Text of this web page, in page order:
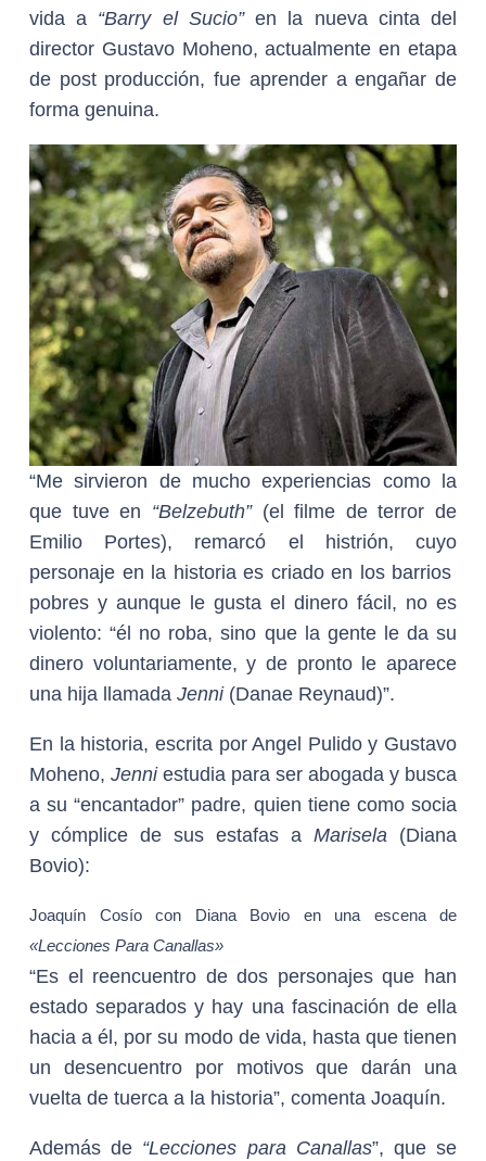
vida a “Barry el Sucio”en la nueva cinta del
director Gustavo Moheno, actualmente en etapa
de post producción, fue aprender a engañar de
forma genuina.
“Me sirvieron de mucho experiencias como la
que tuve en “Belzebuth”(el filme de terror de
Emilio Portes), remarcó el histrión, cuyo
personaje en la historia es criado en los barrios
pobres y aunque le gusta el dinero fácil, no es
violento: “él no roba, sino que la gente le da su
dinero voluntariamente, y de pronto le aparece
una hija llamada Jenni(Danae Reynaud)”.
En la historia, escrita por Angel Pulido y Gustavo
Moheno, Jenniestudia para ser abogada y busca
a su “encantador” padre, quien tiene como socia
y cómplice de sus estafas a Marisela (Diana
Bovio):
Joaquín Cosío con Diana Bovio en una escena de
«Lecciones Para Canallas»
“Es el reencuentro de dos personajes que han
estado separados y hay una fascinación de ella
hacia a él, por su modo de vida, hasta que tienen
un desencuentro por motivos que darán una
vuelta de tuerca a la historia”, comenta Joaquín.
Además de “Lecciones para Canallas”, que se